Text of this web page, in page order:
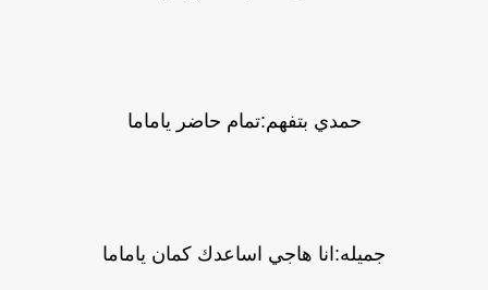
حمدي بتفهم:تمام حاضر ياماما
جميله:انا هاجي اساعدك كمان ياماما